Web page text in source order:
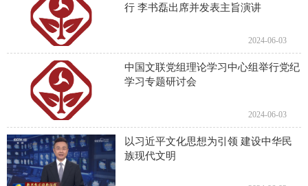
行 李书磊出席并发表主旨演讲
2024-06-03
中国文联党组理论学习中心组举行党纪
学习专题研讨会
2024-06-03
以习近平文化思想为引领 建设中华民
族现代文明